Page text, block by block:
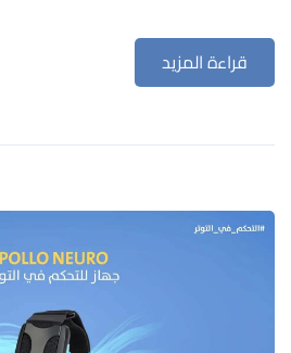
قراءة المزيد